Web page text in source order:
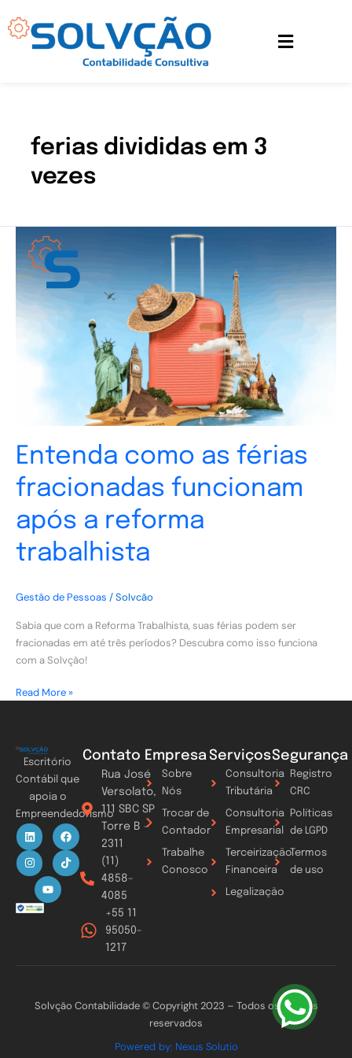
para
ferias divididas em 3
vezes
Entenda como as férias
fracionadas funcionam
após a reforma
trabalhista
Gestão de Pessoas /Solvcão
Sabia que com a Reforma Trabalhista, suas férias podem ser
fracionadas em até três períodos? Descubra como isso funciona
com a Solvção!
Entenda
como
fracionadas
trabalhista
Read More »
Escritório
Contábil que
apoia o
Empreendedorismo
L
i
n
k
e
d
n
F
a
c
e
b
I
n
s
t
a
a
m
T
i
k
t
o
o
u
b
e
Contato
Rua José
Versolato,
111 SBC SP
Torre B -
2311
(11)
4858-
4085
+55 11
95050-
1217
Empresa
Sobre
Nós
Trocar de
Contador
Trabalhe
Conosco
Serviços
Consultoria
Tributária
Consultoria
Empresarial
Terceirização
Financeira
Legalização
Segurança
Registro
CRC
Políticas
de LGPD
Termos
de uso
Solvção Contabilidade © Copyright 2023 – Todos os direitos
reservados
Powered by: Nexus Solutio